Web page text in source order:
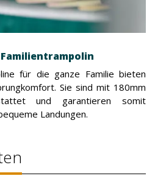
für die ganze Familie bieten
Sie sind mit 180mm
und garantieren somit
Landungen.